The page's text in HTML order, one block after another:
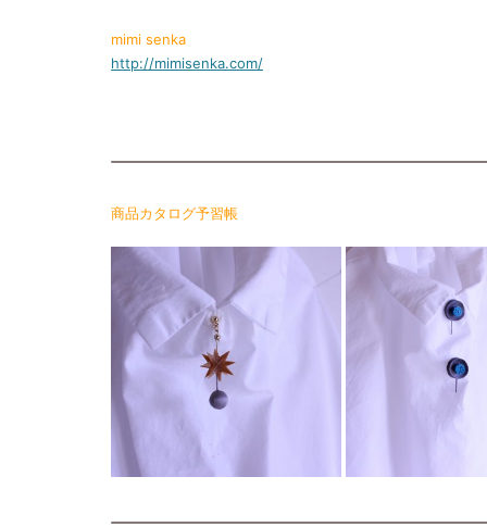
mimi senka
http://mimisenka.com/
商品カタログ予習帳